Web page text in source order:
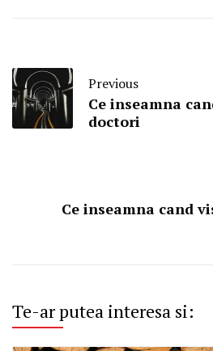
Previous
Ce inseamna
doctori
Ce inseamna cand
Te-ar putea interesa si: